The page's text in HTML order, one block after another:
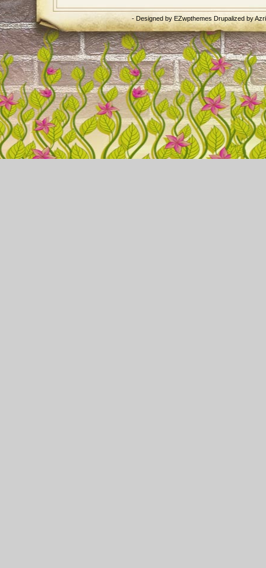
- Designed byEZwpthemesDrupalized by